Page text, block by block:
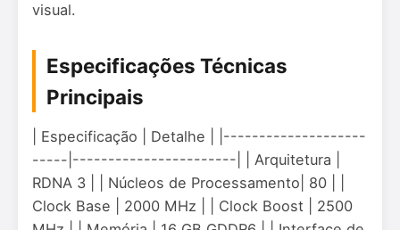
visual.
Especificações Técnicas
Principais
| Especificação | Detalhe | |--------------------
-----|-----------------------| | Arquitetura |
RDNA 3 | | Núcleos de Processamento| 80 | |
Clock Base | 2000 MHz | | Clock Boost | 2500